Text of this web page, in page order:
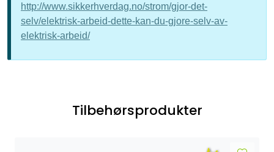
http://www.sikkerhverdag.no/strom/gjor-det-
selv/elektrisk-arbeid-dette-kan-du-gjore-selv-av-
elektrisk-arbeid/
Tilbehørsprodukter